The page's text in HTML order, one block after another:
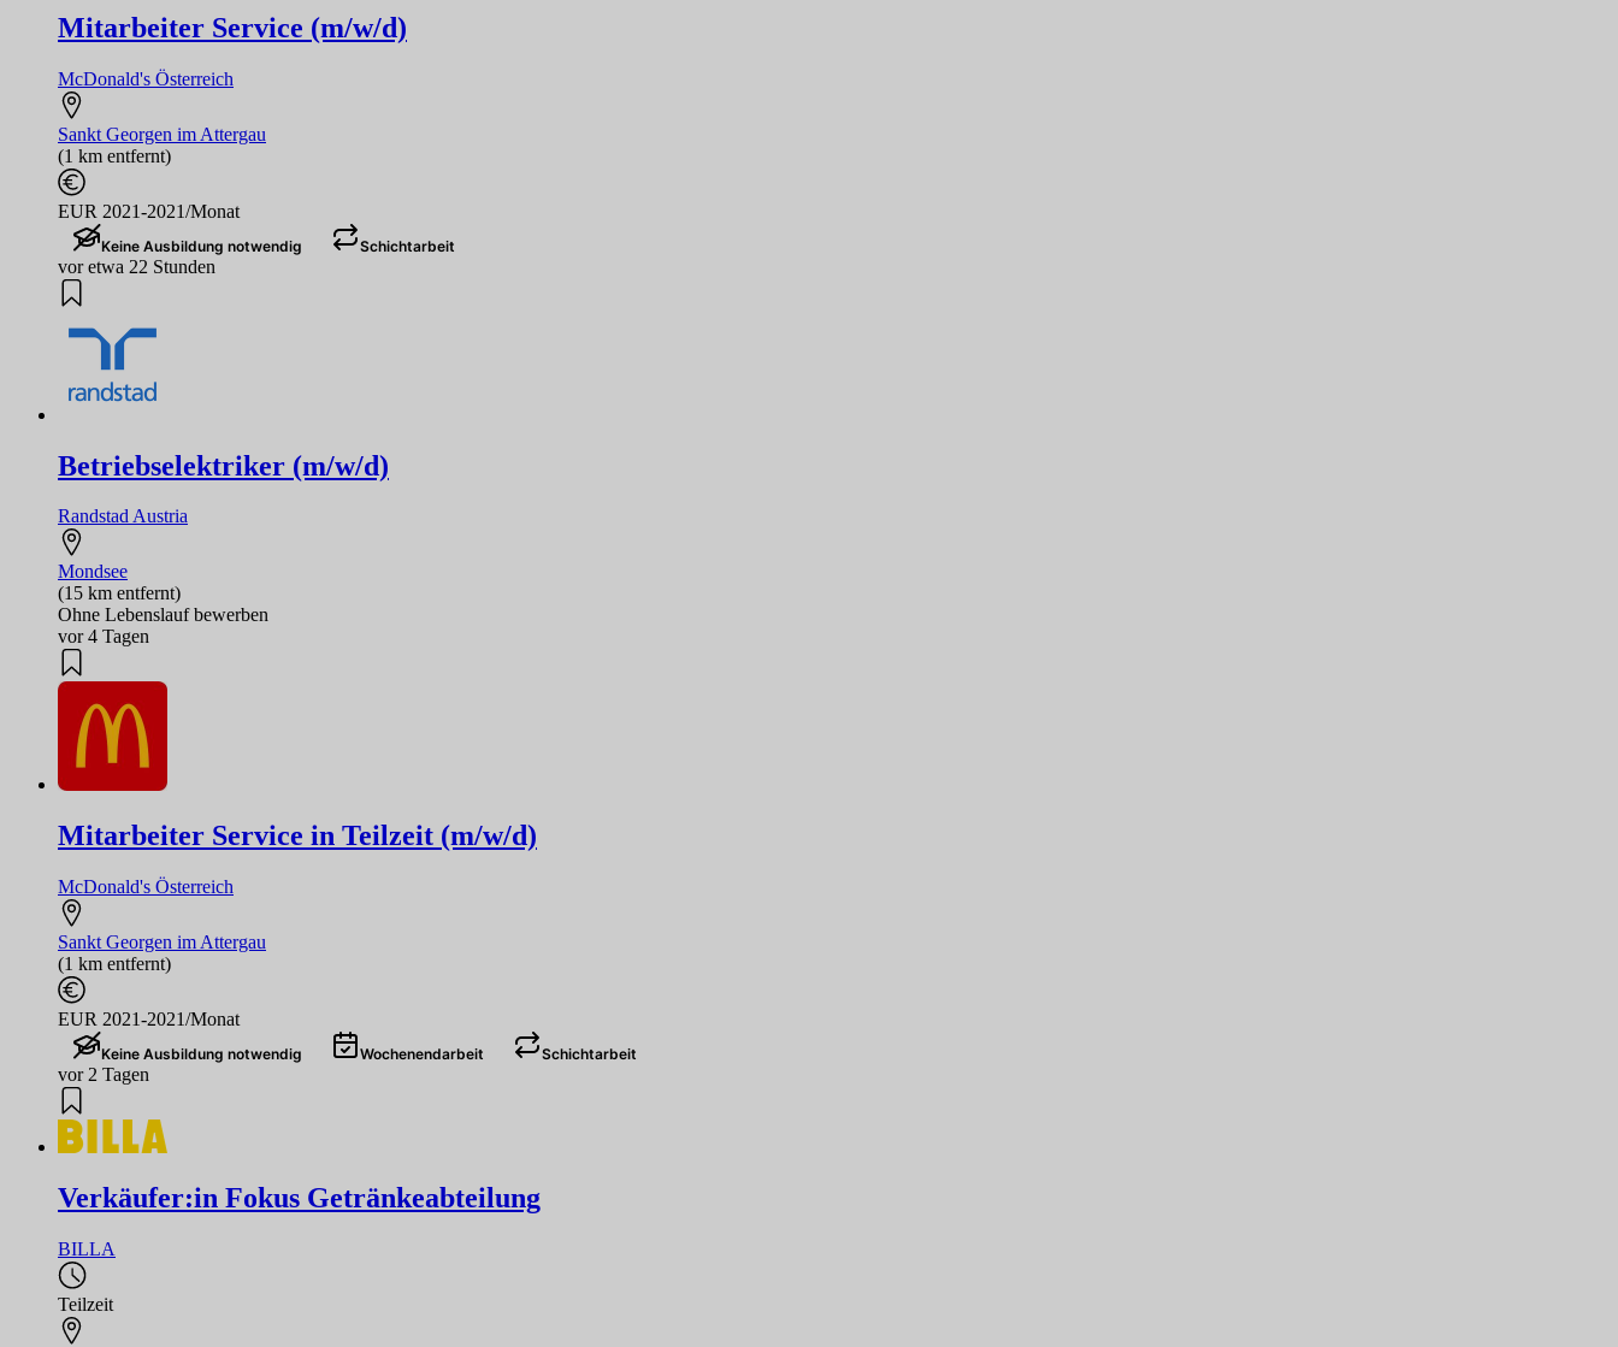
Mitarbeiter Service (m/w/d)
McDonald's Österreich
Sankt Georgen im Attergau
(1 km entfernt)
EUR 2021-2021/Monat
Keine Ausbildung notwendig Schichtarbeit
vor etwa 22 Stunden
Betriebselektriker (m/w/d)
Randstad Austria
Mondsee
(15 km entfernt)
Ohne Lebenslauf bewerben
vor 4 Tagen
Mitarbeiter Service in Teilzeit (m/w/d)
McDonald's Österreich
Sankt Georgen im Attergau
(1 km entfernt)
EUR 2021-2021/Monat
Keine Ausbildung notwendig Wochenendarbeit Schichtarbeit
vor 2 Tagen
Verkäufer:in Fokus Getränkeabteilung
BILLA
Teilzeit